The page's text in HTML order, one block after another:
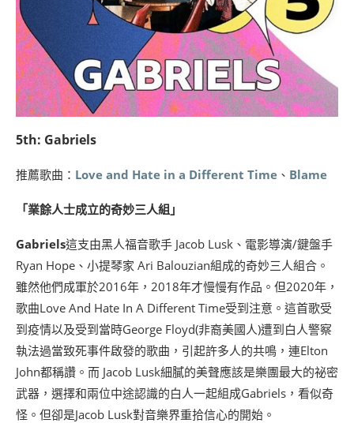
5th: Gabriels
推薦歌曲： Love and Hate in a Different Time 、 Blame
「業餘人士成立的奇妙三人組」
Gabriels這支由黑人福音歌手 Jacob Lusk、電影導演/鍵盤手
Ryan Hope、小提琴家 Ari Balouzian組成的奇妙三人組合。
雖然他們成軍於2016年，2018年才慢慢有作品。但2020年，
歌曲Love And Hate In A Different Time受到注意。這首歌受
到疫情以及受到當時George Floyd(非裔美國人)遭到白人警察
執法過當致死事件啟發的歌曲，引起許多人的共鳴，連Elton
John都稱讚。而 Jacob Lusk細膩的美聲應該是樂團最大的祕密
武器，選擇和兩位中途認識的白人一起組成Gabriels，看似奇
怪。但卻是Jacob Lusk對音樂界重拾信心的開始。